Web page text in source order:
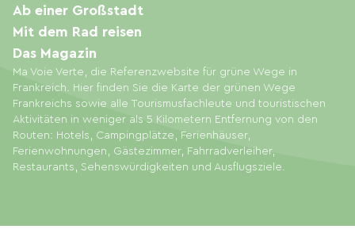
Ma Voie Verte, die Referenzwebsite für grüne Wege in
Frankreich. Hier finden Sie die Karte der grünen Wege
Frankreichs sowie alle Tourismusfachleute und touristischen
Aktivitäten in weniger als 5 Kilometern Entfernung von den
Routen: Hotels, Campingplätze, Ferienhäuser,
Ferienwohnungen, Gästezimmer, Fahrradverleiher,
Restaurants, Sehenswürdigkeiten und Ausflugsziele.
Ab einer Großstadt
Mit dem Rad reisen
Das Magazin